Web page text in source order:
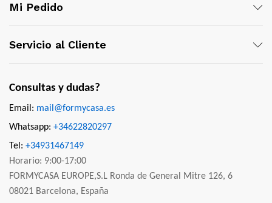
Mi Pedido
Servicio al Cliente
Consultas y dudas?
Email: mail@formycasa.es
Whatsapp: +34622820297
Tel: +34931467149
Horario: 9:00-17:00
FORMYCASA EUROPE,S.L Ronda de General Mitre 126, 6
08021 Barcelona, España